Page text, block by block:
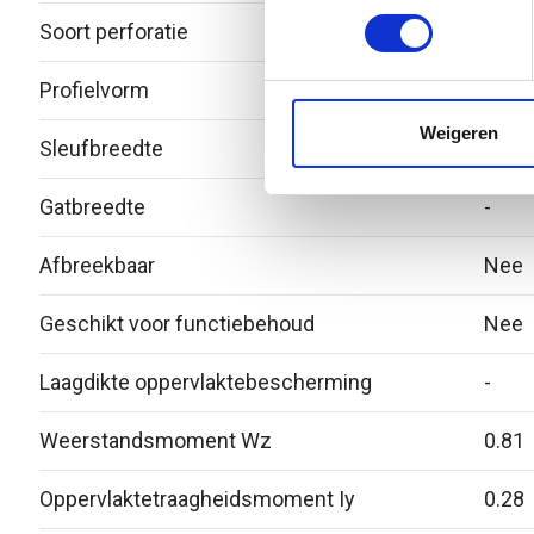
toestemming op elk
websiteverkeer te
media, adverteren en
Weigeren
Soort perforatie
Profielvorm
Sleufbreedte
Gatbreedte -
Afbreekbaar Nee
Geschikt voor functiebehoud Nee
Laagdikte oppervlaktebescherming -
Weerstandsmoment Wz 0.81
Oppervlaktetraagheidsmoment Iy 0.28